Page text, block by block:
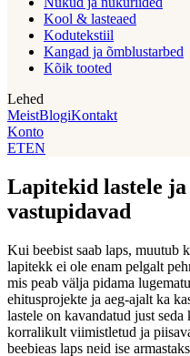
Kool & lasteaed
Kodutekstiil
Kangad ja õmblustarbed
Kõik tooted
Lehed
MeistBlogiKontakt
Konto
ETEN
Lapitekid lastele
vastupidavad
Kui beebist saab laps, muutub
lapitekk ei ole enam pelgalt
mis peab välja pidama
ehitusprojekte ja aeg-ajalt ka
lastele on kavandatud just
korralikult viimistletud ja
beebieas laps neid ise